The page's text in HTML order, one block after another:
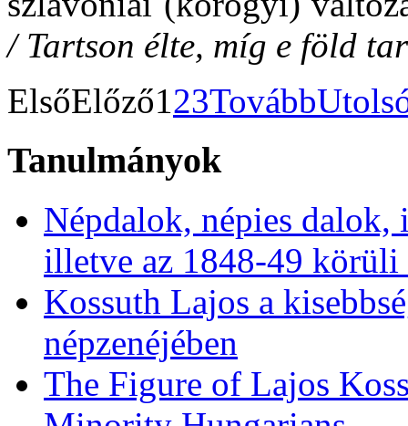
/ Tartson élte, míg e föld
ElsőElőző123Tovább
Tanulmányok
Népdalok, népies dalok,
illetve az 1848-49
Kossuth Lajos a
népzenéjében
The Figure of Lajos